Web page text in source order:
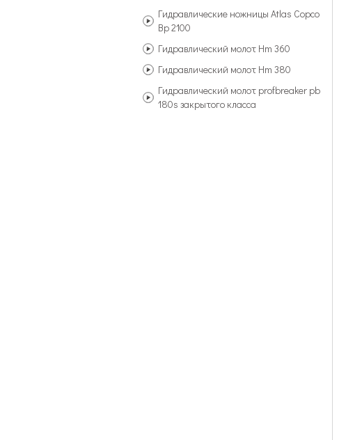
Гидравлические ножницы Atlas Copco
Bp 2100
Гидравлический молот Hm 360
Гидравлический молот Hm 380
Гидравлический молот profbreaker pb
180s закрытого класса